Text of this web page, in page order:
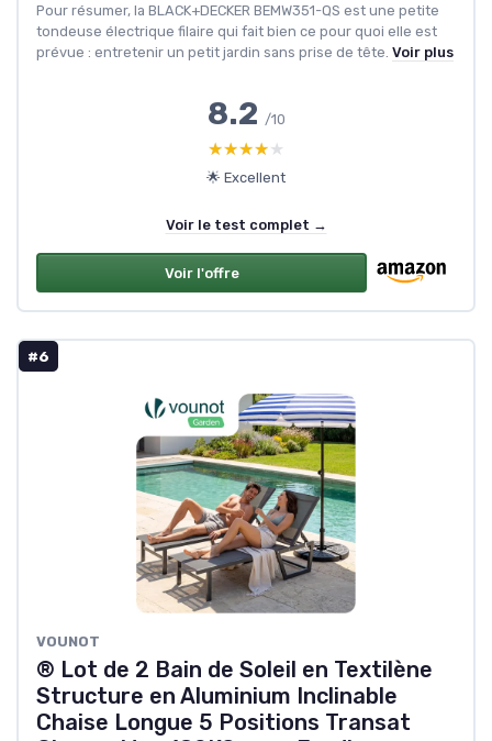
Pour résumer, la BLACK+DECKER BEMW351-QS est une petite
tondeuse électrique filaire qui fait bien ce pour quoi elle est
prévue : entretenir un petit jardin sans prise de tête. Voir plus
8.2 /10
★★★★★
★★★★★
🌟 Excellent
Voir le test complet →
Voir l'offre
#6
VOUNOT
® Lot de 2 Bain de Soleil en Textilène
Structure en Aluminium Inclinable
Chaise Longue 5 Positions Transat